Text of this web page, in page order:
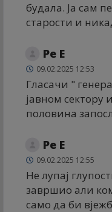
будала. Ја сам
старости и
Ре Е
09.02.2025 12:53
Гласачи "
јавном
половина
Ре Е
09.02.2025 12:55
Не лупај
завршио али
само да би